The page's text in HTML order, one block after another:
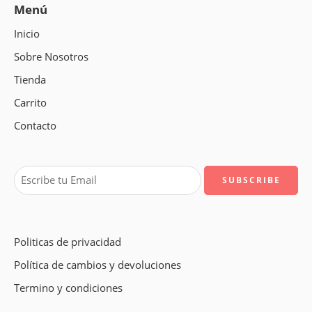
Menú
Inicio
Sobre Nosotros
Tienda
Carrito
Contacto
Politicas de privacidad
Política de cambios y devoluciones
Termino y condiciones